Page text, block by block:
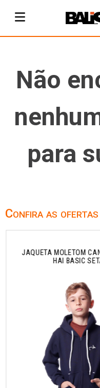
Não
para
Confira as ofertas
JAQUETA MOLETOM
HAI BASIC